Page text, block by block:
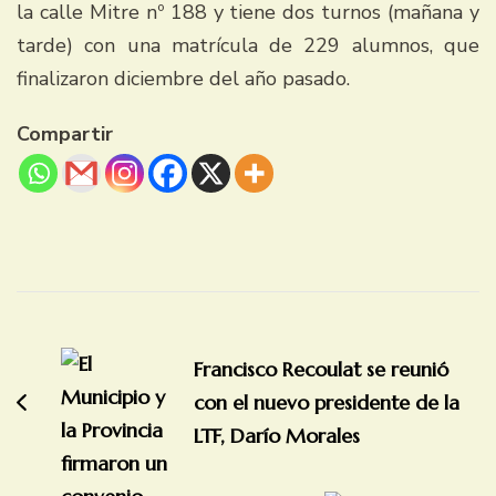
la calle Mitre nº 188 y tiene dos turnos (mañana y
tarde) con una matrícula de 229 alumnos, que
finalizaron diciembre del año pasado.
Compartir
entradas
Francisco Recoulat se reunió
con el nuevo presidente de la
LTF, Darío Morales